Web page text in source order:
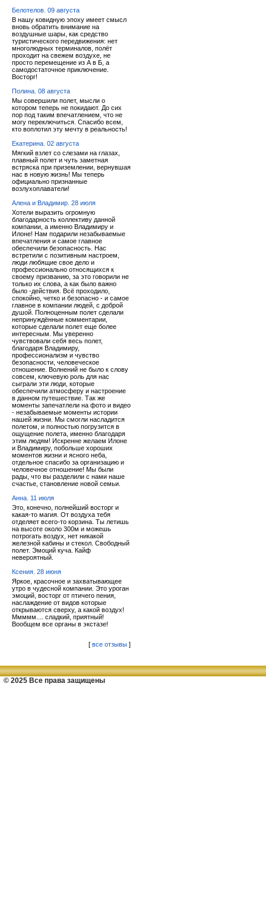
Белотелов. 09 августа
В нашу ковидную эпоху имеет смысл
вновь обратить внимание на
воздушные шары, как средство
туристического передвижения: нет
многолюдных терминалов, полёт
проходит на свежем воздухе, не
просто перемещение из А в Б, а
самодостаточное приключение.
Восторг!
Полина. 08 августа
Мы совершили полет, мысли о
котором теперь не покидают. До сих
пор под таким впечатлением, что не
могу переключиться. Спасибо всем,
кто воплотил эту мечту в реальность!
Екатерина. 02 августа
Мягкий взлет со слезами на глазах,
плавный полет и чуть заметная
встряска при приземлении, вернувшая
нас в новую жизнь! Мы теперь
официально признанные
возлухоплаватели!
Алена и Владимир. 28 июля
Хотели выразить огромную
благодарность коллективу данной
компании, а именно Владимиру и
Илоне! Нам подарили незабываемые
впечатления и самое главное
обеспечили безопасность. Нас
встретили с позитивным настроем,
люди любящие свое дело и
профессионально относящихся к
своему призванию, за это говорили не
только их слова, а как было важно
было -действия. Всё проходило,
спокойно, четко и безопасно - и самое
главное в компании людей, с доброй
душой. Полноценным полет сделали
непринуждённые комментарии,
которые сделали полет еще более
интересным. Мы уверенно
чувствовали себя весь полет,
благодаря Владимиру,
профессионализм и чувство
безопасности, человеческое
отношение. Волнений не было к слову
совсем, ключевую роль для нас
сыграли эти люди, которые
обеспечили атмосферу и настроение
в данном путешествие. Так же
моменты запечатлели на фото и видео
- незабываемые моменты истории
нашей жизни. Мы смогли насладится
полетом, и полностью погрузится в
ощущение полета, именно благодаря
этим людям! Искренне желаем Илоне
и Владимиру, побольше хороших
моментов жизни и ясного неба,
отдельное спасибо за организацию и
человечное отношение! Мы были
рады, что вы разделили с нами наше
счастье, становление новой семьи.
Анна. 11 июля
Это, конечно, полнейший восторг и
какая-то магия. От воздуха тебя
отделяет всего-то корзина. Ты летишь
на высоте около 300м и можешь
потрогать воздух, нет никакой
железной кабины и стекол. Свободный
полет. Эмоций куча. Кайф
невероятный.
Ксения. 28 июня
Яркое, красочное и захватывающее
утро в чудесной компании. Это уроган
эмоций, восторг от птичего пения,
наслаждение от видов которые
открываются сверху, а какой воздух!
Ммммм.... сладкий, приятный!
Вообщем все органы в экстазе!
[ все отзывы ]
© 2025 Все права защищены